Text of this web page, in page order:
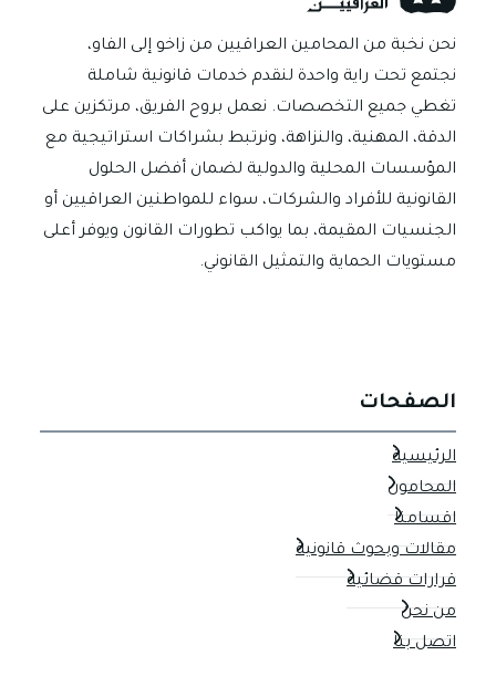
نحن نخبة من المحامين العراقيين من زاخو إلى الفاو،
نجتمع تحت راية واحدة لنقدم خدمات قانونية شاملة
تغطي جميع التخصصات. نعمل بروح الفريق، مرتكزين على
الدقة، المهنية، والنزاهة، ونرتبط بشراكات استراتيجية مع
المؤسسات المحلية والدولية لضمان أفضل الحلول
القانونية للأفراد والشركات، سواء للمواطنين العراقيين أو
الجنسيات المقيمة، بما يواكب تطورات القانون ويوفر أعلى
مستويات الحماية والتمثيل القانوني.
الصفحات
الرئيسية
المحامون
اقسامنا
مقالات وبحوث قانونية
قرارات قضائية
من نحن
اتصل بنا